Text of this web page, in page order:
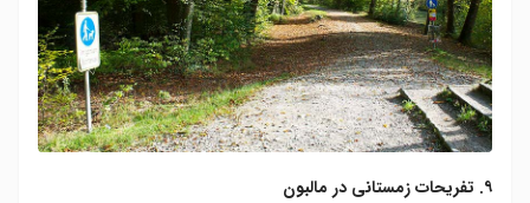
۹. تفریحات زمستانی در مالبون